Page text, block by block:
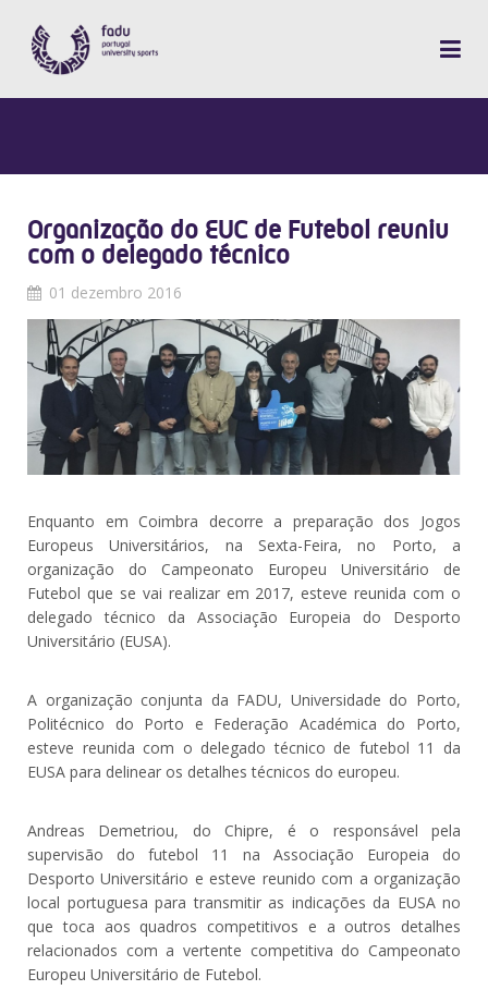
Organização do EUC de Futebol reuniu
com o delegado técnico
01 dezembro 2016
Enquanto em Coimbra decorre a preparação dos Jogos
Europeus Universitários, na Sexta-Feira, no Porto, a
organização do Campeonato Europeu Universitário de
Futebol que se vai realizar em 2017, esteve reunida com o
delegado técnico da Associação Europeia do Desporto
Universitário (EUSA).
A organização conjunta da FADU, Universidade do Porto,
Politécnico do Porto e Federação Académica do Porto,
esteve reunida com o delegado técnico de futebol 11 da
EUSA para delinear os detalhes técnicos do europeu.
Andreas Demetriou, do Chipre, é o responsável pela
supervisão do futebol 11 na Associação Europeia do
Desporto Universitário e esteve reunido com a organização
local portuguesa para transmitir as indicações da EUSA no
que toca aos quadros competitivos e a outros detalhes
relacionados com a vertente competitiva do Campeonato
Europeu Universitário de Futebol.